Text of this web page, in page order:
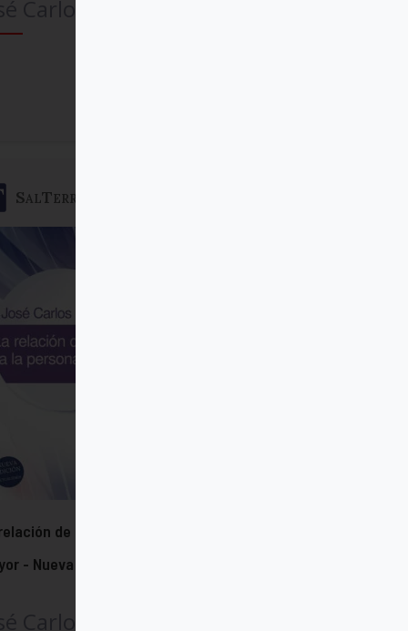
SalTerrae
de ayuda a la persona
- Nueva edición actualizada